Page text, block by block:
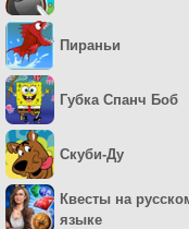
Пираньи
Губка Спанч Боб
Скуби-Ду
Квесты на
языке